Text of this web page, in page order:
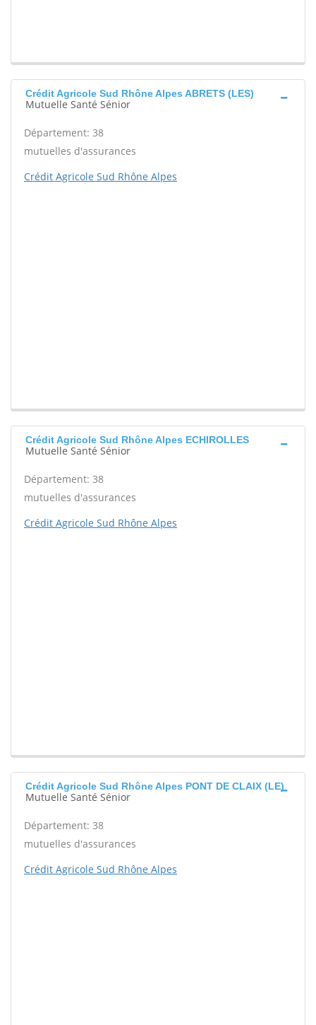
Crédit Agricole Sud Rhône Alpes ABRETS (LES)
Mutuelle Santé Sénior
Département: 38
mutuelles d'assurances
Crédit Agricole Sud Rhône Alpes
Crédit Agricole Sud Rhône Alpes ECHIROLLES
Mutuelle Santé Sénior
Département: 38
mutuelles d'assurances
Crédit Agricole Sud Rhône Alpes
Crédit Agricole Sud Rhône Alpes PONT DE CLAIX (LE)
Mutuelle Santé Sénior
Département: 38
mutuelles d'assurances
Crédit Agricole Sud Rhône Alpes